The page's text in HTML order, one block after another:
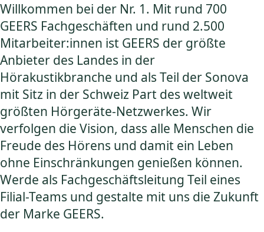
Willkommen bei der Nr. 1. Mit rund 700
GEERS Fachgeschäften und rund 2.500
Mitarbeiter:innen ist GEERS der größte
Anbieter des Landes in der
Hörakustikbranche und als Teil der Sonova
mit Sitz in der Schweiz Part des weltweit
größten Hörgeräte-Netzwerkes. Wir
verfolgen die Vision, dass alle Menschen die
Freude des Hörens und damit ein Leben
ohne Einschränkungen genießen können.
Werde als Fachgeschäftsleitung Teil eines
Filial-Teams und gestalte mit uns die Zukunft
der Marke GEERS.